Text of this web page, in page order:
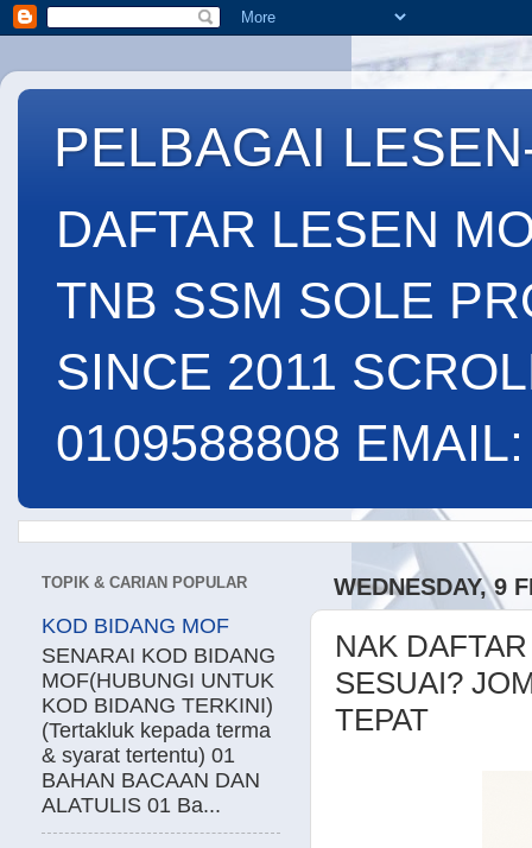
PELBAGAI
DAFTAR LESEN
TNB SSM SOLE
SINCE 2011
0109588808
WEDNESDAY, 9
NAK
SESUAI?
TEPAT
TOPIK & CARIAN POPULAR
KOD BIDANG MOF
SENARAI KOD BIDANG
MOF(HUBUNGI UNTUK
KOD BIDANG TERKINI)
(Tertakluk kepada terma
& syarat tertentu) 01
BAHAN BACAAN DAN
ALATULIS 01 Ba...